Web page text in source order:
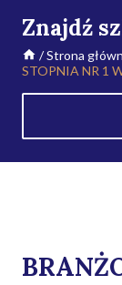
Znajdź
/Strona
STOPNIA NR 1